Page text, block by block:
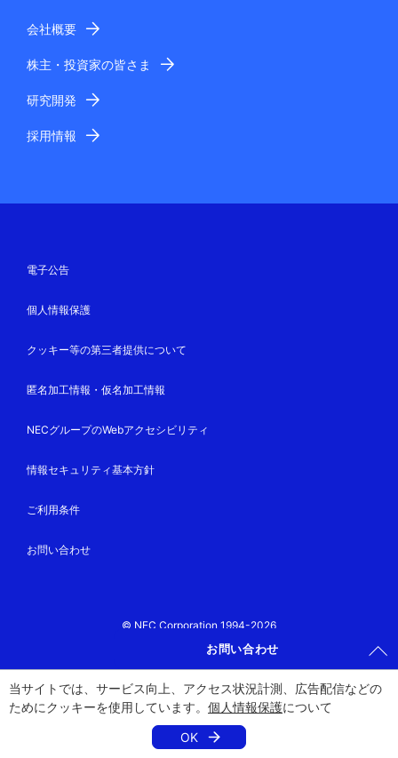
当サイトでは、サービス向上、アクセス状況計測、広告配信などの
ためにクッキーを使用しています。 個人情報保護について
OK
お問い合わせ
会社概要
株主・投資家の皆さま
研究開発
採用情報
電子公告
個人情報保護
クッキー等の第三者提供について
匿名加工情報・仮名加工情報
NECグループのWebアクセシビリティ
情報セキュリティ基本方針
ご利用条件
お問い合わせ
© NEC Corporation 1994-2026